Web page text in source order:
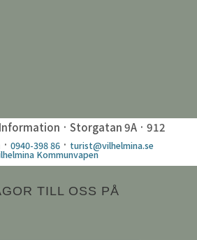
· Storgatan 9A · 912
·0940-398 86 · turist@vilhelmina.se
TILL OSS PÅ